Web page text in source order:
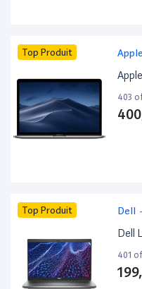
Top Produit Apple
403
Top Produit Dell -
Dell
401